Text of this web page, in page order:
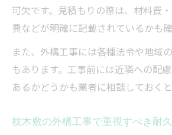
可欠です。見積もりの際は、材料費
費などが明確に記載されているかも
また、外構工事には各種法令や地域
もあります。工事前には近隣への配
あるかどうかも業者に相談しておくと
枕木敷の外構工事で重視すべき耐